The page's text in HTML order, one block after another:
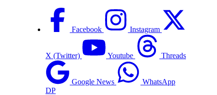
Facebook Instagram
X (Twitter) Youtube Threads
Google News
WhatsApp
DP